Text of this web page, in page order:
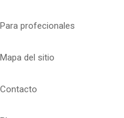
Para profecionales
Mapa del sitio
Contacto